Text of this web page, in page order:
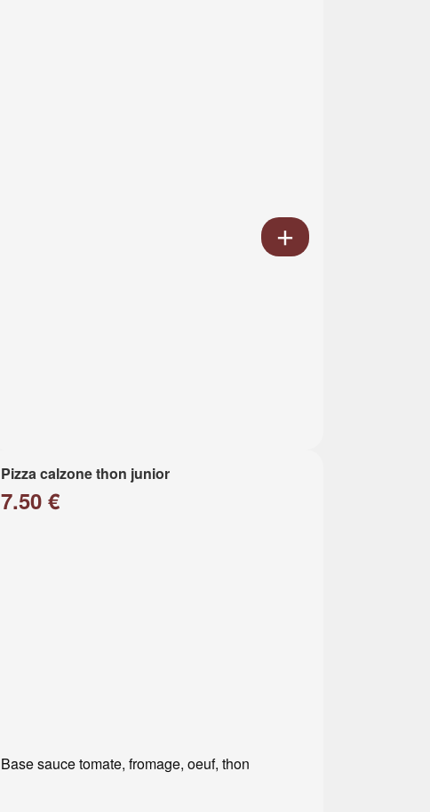
Pizza calzone thon junior
7.50 €
Base sauce tomate, fromage, oeuf, thon